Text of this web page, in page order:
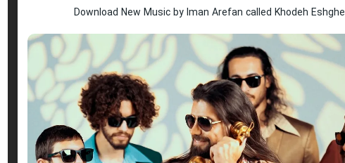
Download New Music by Iman Arefan called Khodeh Eshghe